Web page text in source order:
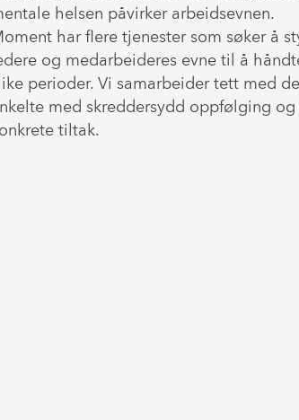
helsen påvirker arbeidsevnen.
har flere tjenester som søker å
og medarbeideres evne til å
perioder. Vi samarbeider tett med
med skreddersydd oppfølging og
tiltak.